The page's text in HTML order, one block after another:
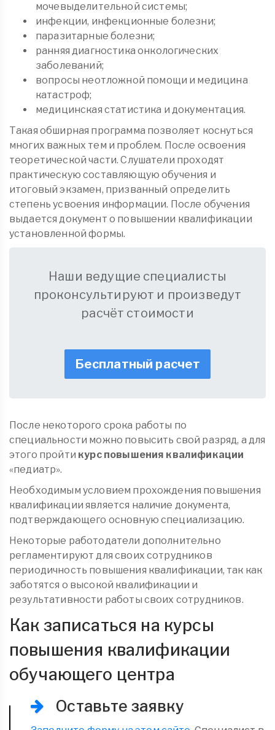
мочевыделительной системы;
инфекции, инфекционные болезни;
паразитарные болезни;
ранняя диагностика онкологических
заболеваний;
вопросы неотложной помощи и медицина
катастроф;
медицинская статистика и документация.
Такая обширная программа позволяет коснуться
многих важных тем и проблем. После освоения
теоретической части. Слушатели проходят
практическую составляющую обучения и
итоговый экзамен, призванный определить
степень усвоения информации. После обучения
выдается документ о повышении квалификации
установленной формы.
Наши ведущие специалисты
проконсультируют и произведут
расчёт стоимости
Бесплатный расчет
После некоторого срока работы по
специальности можно повысить свой разряд, а для
этого пройти курс повышения квалификации
«педиатр».
Необходимым условием прохождения повышения
квалификации является наличие документа,
подтверждающего основную специализацию.
Некоторые работодатели дополнительно
регламентируют для своих сотрудников
периодичность повышения квалификации, так как
заботятся о высокой квалификации и
результативности работы своих сотрудников.
Как записаться на курсы
повышения квалификации
обучающего центра
Оставьте заявку